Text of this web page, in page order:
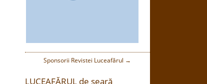
Sponsorii Revistei Luceafărul →
LUCEAFĂRUL de seară